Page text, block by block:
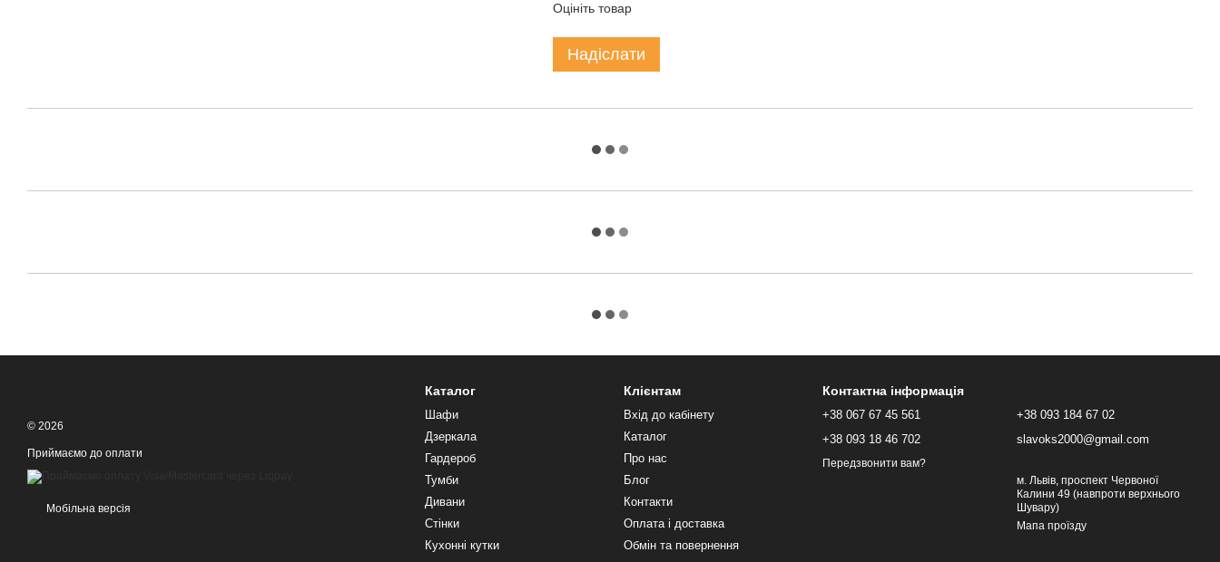
Оцініть товар
Надіслати
© 2026
Приймаємо до оплати
Мобільна версія
Каталог
Шафи
Дзеркала
Гардероб
Тумби
Дивани
Стінки
Кухонні кутки
Клієнтам
Вхід до кабінету
Каталог
Про нас
Блог
Контакти
Оплата і доставка
Обмін та повернення
Контактна інформація
+38 067 67 45 561
+38 093 18 46 702
Передзвонити вам?
+38 093 184 67 02
slavoks2000@gmail.com
м. Львів, проспект Червоної
Калини 49 (навпроти верхнього
Шувару)
Мапа проїзду